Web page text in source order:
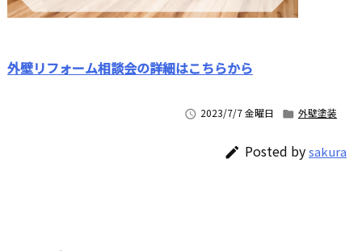
外壁リフォーム相談会の詳細はこちらから
 2023/7/7 金曜日  外壁塗装
 Posted bysakura